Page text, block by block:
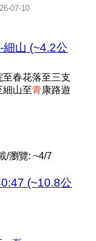
07-10
山 (~4.2公
春花落至三支
細山至青康路遊
/瀏覽: ~4/7
(~10.8公